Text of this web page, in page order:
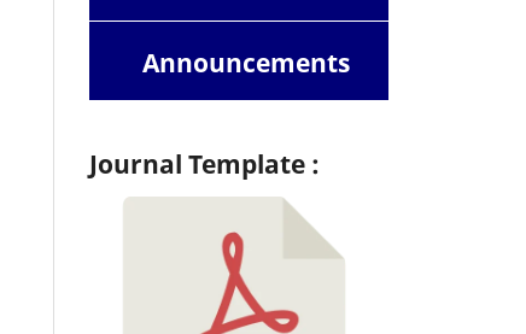
Announcements
Journal Template :